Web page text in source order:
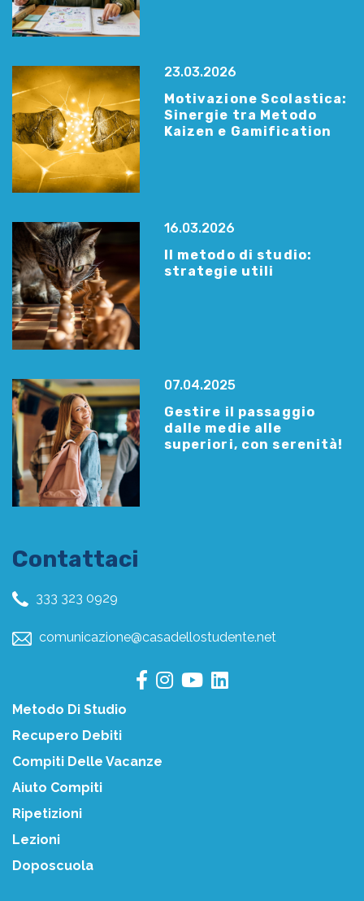
23.03.2026
Motivazione Scolastica:
Sinergie tra Metodo
Kaizen e Gamification
16.03.2026
Il metodo di studio:
strategie utili
07.04.2025
Gestire il passaggio
dalle medie alle
superiori, con serenità!
Contattaci
333 323 0929
comunicazione@casadellostudente.net
Metodo Di Studio
Recupero Debiti
Compiti Delle Vacanze
Aiuto Compiti
Ripetizioni
Lezioni
Doposcuola